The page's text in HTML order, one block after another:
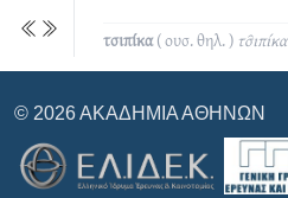
τσιπίκα( ουσ. θηλ. ) τσ̑ιπίκα
© 2026 ΑΚΑΔΗΜΊΑ ΑΘΗΝΏΝ